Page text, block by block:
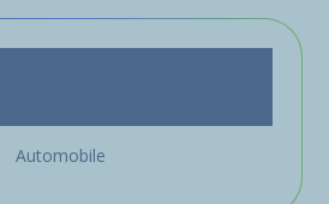
Automobile